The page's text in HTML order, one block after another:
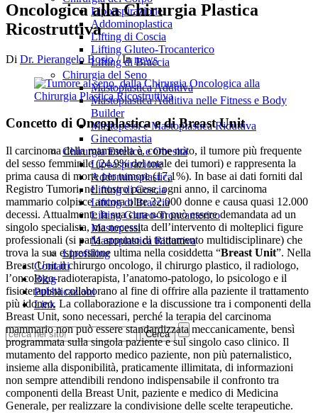
Lipoaspirazione
Addominoplastica
Lifting di Coscia
Lifting Gluteo-Trocanterico
Lifting di Braccia
Chirurgia del Seno
Mastoplastica Additiva
Mastoplastica Additiva nelle Fitness e Body
Builder
Mastopessi e Mastoplastica Riduttiva
Ginecomastia
Chirurgia Estetica e Obesità
Lipoaspirazione
Addominoplastica
Lifting di Coscia
Lifting di Braccia
Lifting Gluteo-Troncanterico
Mastopessi
Mastoplastica Riduttiva
Lipofilling
Contatti
Blog
Pubblicazioni
Link
Oncologica alla Chirurgia Plastica
Ricostruttiva
Di Dr. Pierangelo Bosio / Innews
Concetto di Oncoplastica e di Breast Unit
Il carcinoma della mammella è, come noto, il tumore più frequente
del sesso femminile (24.9% del totale dei tumori) e rappresenta la
prima causa di morte per tumore (17,1%). In base ai dati forniti dal
Registro Tumori, nel nostro paese, ogni anno, il carcinoma
mammario colpisce ancora oltre 32.000 donne e causa quasi 12.000
decessi. Attualmente la sua cura non può essere demandata ad un
singolo specialista, ma necessita dell’intervento di molteplici figure
professionali (si parla appunto di trattamento multidisciplinare) che
trova la sua espressione ultima nella cosiddetta “Breast Unit”. Nella
Breast Unit il chirurgo oncologo, il chirurgo plastico, il radiologo,
l’oncologo-radioterapista, l’anatomo-patologo, lo psicologo e il
fisioterapista collaborano al fine di offrire alla paziente il trattamento
più idoneo. La collaborazione e la discussione tra i componenti della
Breast Unit, sono necessari, perché la terapia del carcinoma
mammario non può essere standardizzata meccanicamente, bensì
programmata sulla singola paziente e sul singolo caso clinico. Il
mutamento del rapporto medico paziente, non più paternalistico,
insieme alla disponibilità, praticamente illimitata, di informazioni
non sempre attendibili rendono indispensabile il confronto tra
componenti della Breast Unit, paziente e medico di Medicina
Generale, per realizzare la condivisione delle scelte terapeutiche.